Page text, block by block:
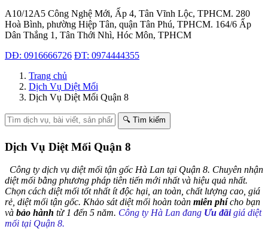
A10/12A5 Công Nghệ Mới, Ấp 4, Tân Vĩnh Lộc, TPHCM. 280
Hoà Bình, phường Hiệp Tân, quận Tân Phú, TPHCM. 164/6 Ấp
Dân Thắng 1, Tân Thới Nhì, Hóc Môn, TPHCM
DĐ: 0916666726 ĐT: 0974444355
Trang chủ
Dịch Vụ Diệt Mối
Dịch Vụ Diệt Mối Quận 8
🔍 Tìm kiếm
Dịch Vụ Diệt Mối Quận 8
Công ty dịch vụ diệt mối tận gốc Hà Lan tại Quận 8. Chuyên nhận
diệt mối bằng phương pháp tiên tiến mới nhất và hiệu quả nhất.
Chọn cách diệt mối tốt nhất ít độc hại, an toàn, chất lượng cao, giá
rẻ, diệt mối tận gốc. Khảo sát diệt mối hoàn toàn miễn phícho bạn
và bảo hành từ 1 đến 5 năm. Công ty Hà Lan đang Ưu đãigiá diệt
mối tại Quận 8.